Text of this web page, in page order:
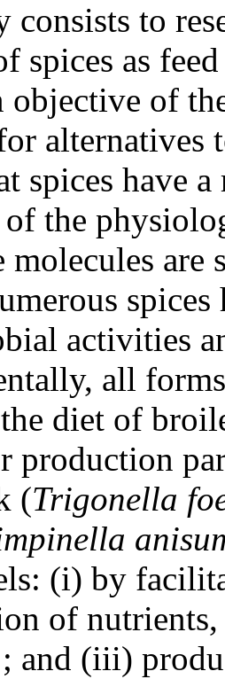
consists to
spices as
objective of
alternatives
spices have
the
are
activities
all
diet of
production
(Trigonella
(i) by
of
; and (iii)